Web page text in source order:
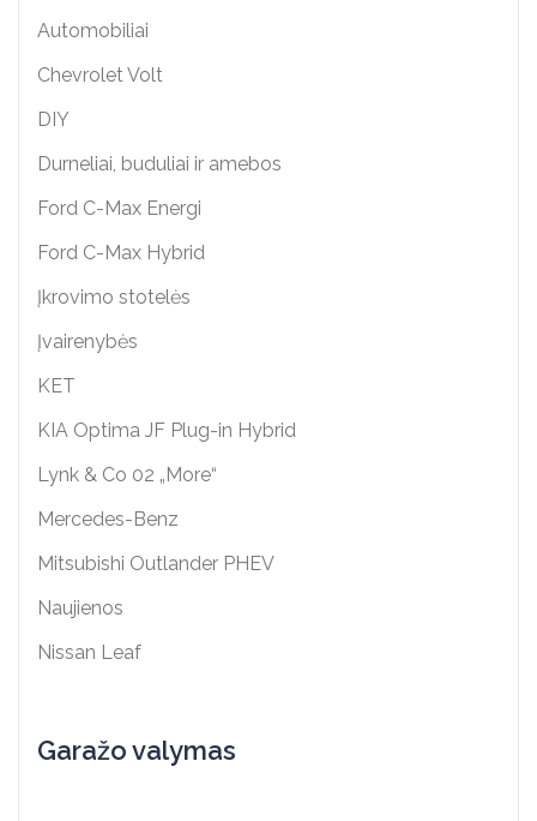
Automobiliai
Chevrolet Volt
DIY
Durneliai, buduliai ir amebos
Ford C-Max Energi
Ford C-Max Hybrid
Įkrovimo stotelės
Įvairenybės
KET
KIA Optima JF Plug-in Hybrid
Lynk & Co 02 „More“
Mercedes-Benz
Mitsubishi Outlander PHEV
Naujienos
Nissan Leaf
Garažo valymas